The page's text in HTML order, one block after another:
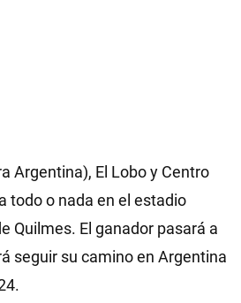
Argentina), El Lobo y Centro
todo o nada en el estadio
Quilmes. El ganador pasará a
seguir su camino en Argentina